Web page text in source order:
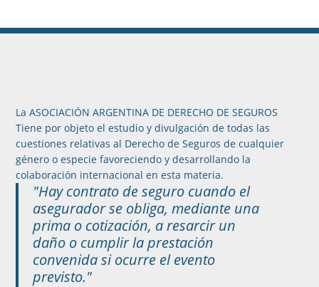
La ASOCIACIÓN ARGENTINA DE DERECHO DE SEGUROS
Tiene por objeto el estudio y divulgación de todas las
cuestiones relativas al Derecho de Seguros de cualquier
género o especie favoreciendo y desarrollando la
colaboración internacional en esta materia.
"Hay contrato de seguro cuando el
asegurador se obliga, mediante una
prima o cotización, a resarcir un
daño o cumplir la prestación
convenida si ocurre el evento
previsto."